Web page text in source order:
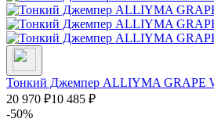
Тонкий Джемпер ALLIYMA GRAPE
20 970 ₽10 485 ₽
-50%